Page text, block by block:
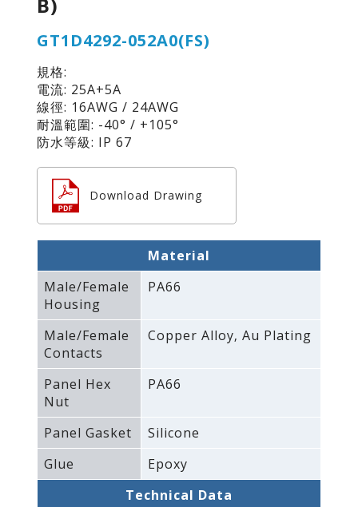
GT1D4292-052A0(FS)
規格:
電流: 25A+5A
線徑: 16AWG / 24AWG
耐溫範圍: -40° / +105°
防水等級: IP 67
Download Drawing
Material
Male/Female
Housing
PA66
Male/Female
Contacts
Copper Alloy‚ Au Plating
Panel Hex
Nut
PA66
Panel Gasket
Silicone
Glue
Epoxy
Technical Data